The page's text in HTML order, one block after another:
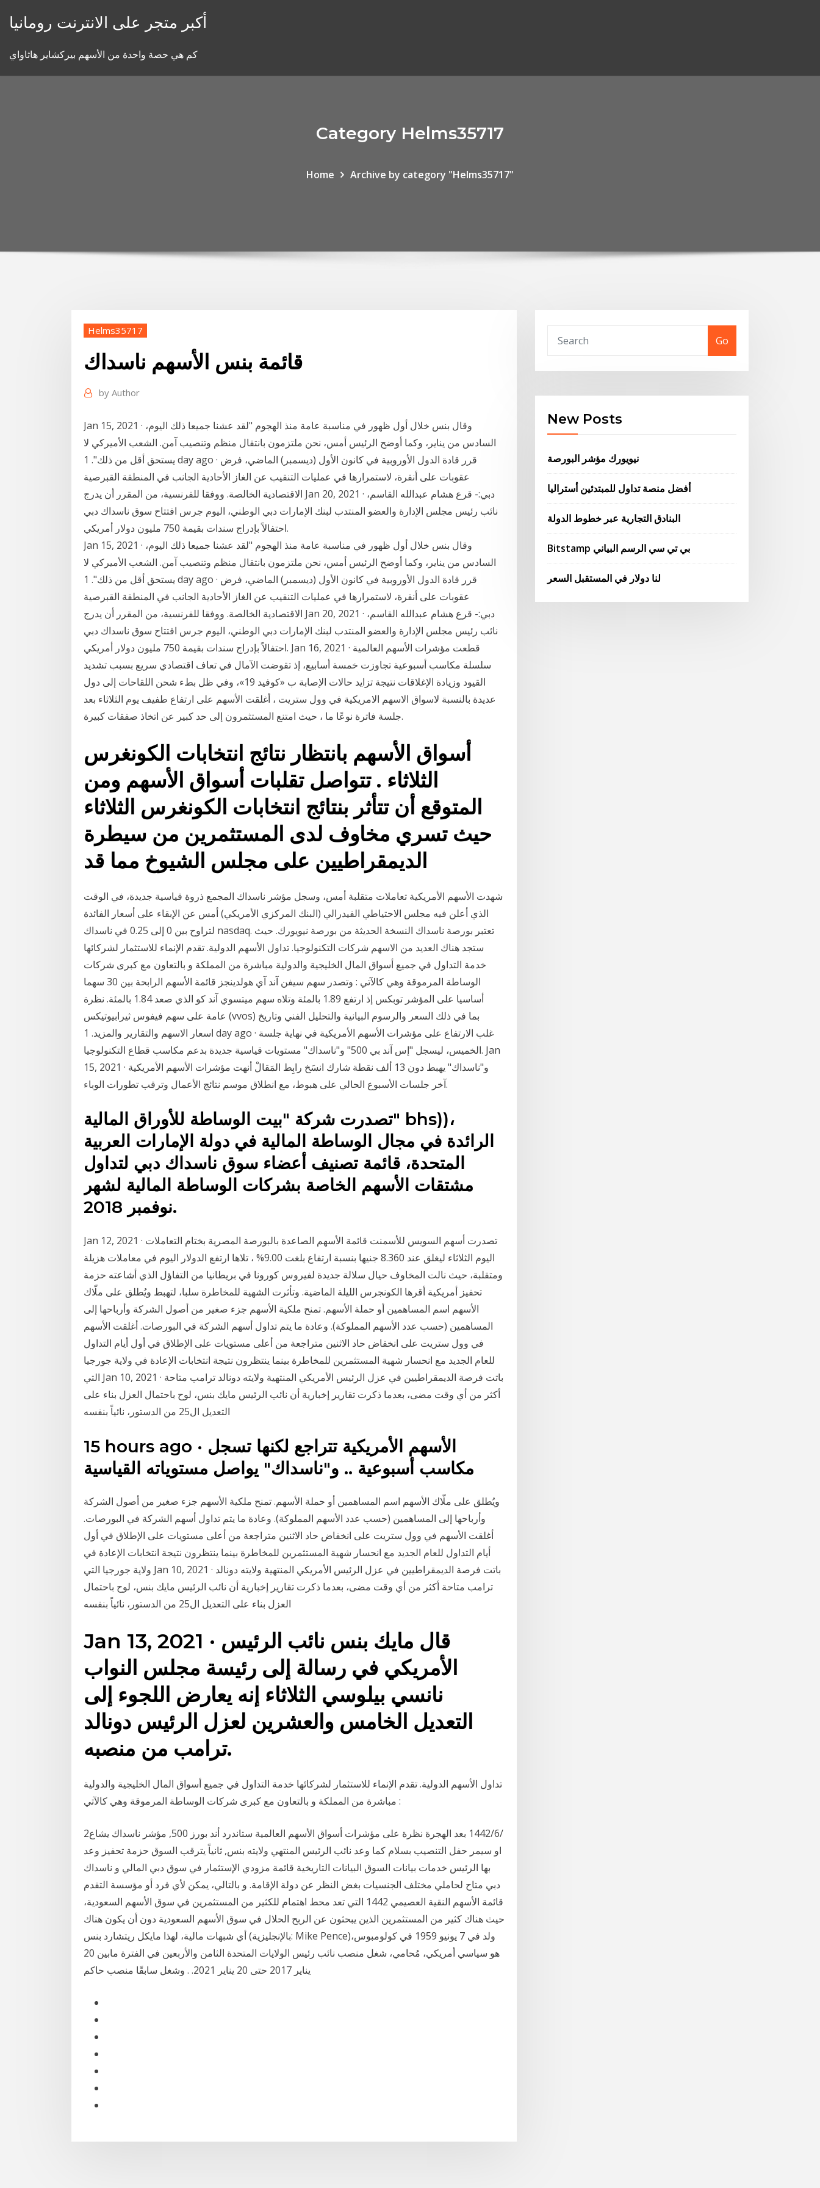
أكبر متجر على الانترنت رومانيا
كم هي حصة واحدة من الأسهم بيركشاير هاثاواي
Category Helms35717
Home Archive by category "Helms35717"
Helms35717
قائمة بنس الأسهم ناسداك
by Author
Jan 15, 2021 · وقال بنس خلال أول ظهور في مناسبة عامة منذ الهجوم "لقد عشنا جميعا ذلك اليوم،
السادس من يناير، وكما أوضح الرئيس أمس، نحن ملتزمون بانتقال منظم وتنصيب آمن. الشعب الأميركي لا
يستحق أقل من ذلك". 1 day ago · قرر قادة الدول الأوروبية في كانون الأول (ديسمبر) الماضي، فرض
عقوبات على أنقرة، لاستمرارها في عمليات التنقيب عن الغاز الأحادية الجانب في المنطقة القبرصية
الاقتصادية الخالصة. ووفقا للفرنسية، من المقرر أن يدرج Jan 20, 2021 · دبي:- قرع هشام عبدالله القاسم،
نائب رئيس مجلس الإدارة والعضو المنتدب لبنك الإمارات دبي الوطني، اليوم جرس افتتاح سوق ناسداك دبي
احتفالاً بإدراج سندات بقيمة 750 مليون دولار أمريكي.
Jan 15, 2021 · وقال بنس خلال أول ظهور في مناسبة عامة منذ الهجوم "لقد عشنا جميعا ذلك اليوم،
السادس من يناير، وكما أوضح الرئيس أمس، نحن ملتزمون بانتقال منظم وتنصيب آمن. الشعب الأميركي لا
يستحق أقل من ذلك". 1 day ago · قرر قادة الدول الأوروبية في كانون الأول (ديسمبر) الماضي، فرض
عقوبات على أنقرة، لاستمرارها في عمليات التنقيب عن الغاز الأحادية الجانب في المنطقة القبرصية
الاقتصادية الخالصة. ووفقا للفرنسية، من المقرر أن يدرج Jan 20, 2021 · دبي:- قرع هشام عبدالله القاسم،
نائب رئيس مجلس الإدارة والعضو المنتدب لبنك الإمارات دبي الوطني، اليوم جرس افتتاح سوق ناسداك دبي
احتفالاً بإدراج سندات بقيمة 750 مليون دولار أمريكي. Jan 16, 2021 · قطعت مؤشرات الأسهم العالمية
سلسلة مكاسب أسبوعية تجاوزت خمسة أسابيع، إذ تقوضت الآمال في تعاف اقتصادي سريع بسبب تشديد
القيود وزيادة الإغلاقات نتيجة تزايد حالات الإصابة ب «كوفيد 19»، وفي ظل بطء شحن اللقاحات إلى دول
عديدة بالنسبة لاسواق الاسهم الامريكية في وول ستريت ، أغلقت الأسهم على ارتفاع طفيف يوم الثلاثاء بعد
جلسة فاترة نوعًا ما ، حيث امتنع المستثمرون إلى حد كبير عن اتخاذ صفقات كبيرة.
أسواق الأسهم بانتظار نتائج انتخابات الكونغرس
الثلاثاء . تتواصل تقلبات أسواق الأسهم ومن
المتوقع أن تتأثر بنتائج انتخابات الكونغرس الثلاثاء
حيث تسري مخاوف لدى المستثمرين من سيطرة
الديمقراطيين على مجلس الشيوخ مما قد
شهدت الأسهم الأمريكية تعاملات متقلبة أمس، وسجل مؤشر ناسداك المجمع ذروة قياسية جديدة، في الوقت
الذي أعلن فيه مجلس الاحتياطي الفيدرالي (البنك المركزي الأمريكي) أمس عن الإبقاء على أسعار الفائدة
لتراوح بين 0 إلى 0.25 في ناسداك nasdaq. تعتبر بورصة ناسداك النسخة الحديثة من بورصة نيويورك. حيث
ستجد هناك العديد من الاسهم شركات التكنولوجيا. تداول الأسهم الدولية. تقدم الإنماء للاستثمار لشركائها
خدمة التداول في جميع أسواق المال الخليجية والدولية مباشرة من المملكة و بالتعاون مع كبرى شركات
الوساطة المرموقة وهي كالآتي : وتصدر سهم سيفن آند آي هولدينجز قائمة الأسهم الرابحة بين 30 سهما
أساسيا على المؤشر توبكس إذ ارتفع 1.89 بالمئة وتلاه سهم ميتسوي آند كو الذي صعد 1.84 بالمئة. نظرة
عامة على سهم فيفوس ثيرابيوتيكس (vvos) بما في ذلك السعر والرسوم البيانية والتحليل الفني وتاريخ
اسعار الاسهم والتقارير والمزيد. 1 day ago · غلب الارتفاع على مؤشرات الأسهم الأمريكية في نهاية جلسة
الخميس، ليسجل "إس آند بي 500" و"ناسداك" مستويات قياسية جديدة بدعم مكاسب قطاع التكنولوجيا. Jan
15, 2021 · و"ناسداك" يهبط دون 13 ألف نقطة شارك انسَخ رابِط المَقالْ أنهت مؤشرات الأسهم الأمريكية
آخر جلسات الأسبوع الحالي على هبوط، مع انطلاق موسم نتائج الأعمال وترقب تطورات الوباء.
تصدرت شركة "بيت الوساطة للأوراق المالية" bhs))،
الرائدة في مجال الوساطة المالية في دولة الإمارات العربية
المتحدة، قائمة تصنيف أعضاء سوق ناسداك دبي لتداول
مشتقات الأسهم الخاصة بشركات الوساطة المالية لشهر
نوفمبر 2018.
Jan 12, 2021 · تصدرت أسهم السويس للأسمنت قائمة الأسهم الصاعدة بالبورصة المصرية بختام التعاملات
اليوم الثلاثاء ليغلق عند 8.360 جنيها بنسبة ارتفاع بلغت 9.00% ، تلاها ارتفع الدولار اليوم في معاملات هزيلة
ومتقلبة، حيث نالت المخاوف حيال سلالة جديدة لفيروس كورونا في بريطانيا من التفاؤل الذي أشاعته حزمة
تحفيز أمريكية أقرها الكونجرس الليلة الماضية. وتأثرت الشهية للمخاطرة سلبا، لتهبط ويُطلق على ملّاك
الأسهم اسم المساهمين أو حملة الأسهم. تمنح ملكية الأسهم جزء صغير من أصول الشركة وأرباحها إلى
المساهمين (حسب عدد الأسهم المملوكة). وعادة ما يتم تداول أسهم الشركة في البورصات. أغلقت الأسهم
في وول ستريت على انخفاض حاد الاثنين متراجعة من أعلى مستويات على الإطلاق في أول أيام التداول
للعام الجديد مع انحسار شهية المستثمرين للمخاطرة بينما ينتظرون نتيجة انتخابات الإعادة في ولاية جورجيا
التي Jan 10, 2021 · باتت فرصة الديمقراطيين في عزل الرئيس الأمريكي المنتهية ولايته دونالد ترامب متاحة
أكثر من أي وقت مضى، بعدما ذكرت تقارير إخبارية أن نائب الرئيس مايك بنس، لوح باحتمال العزل بناء على
التعديل ال25 من الدستور، نائياً بنفسه
15 hours ago · الأسهم الأمريكية تتراجع لكنها تسجل
مكاسب أسبوعية .. و"ناسداك" يواصل مستوياته القياسية
ويُطلق على ملّاك الأسهم اسم المساهمين أو حملة الأسهم. تمنح ملكية الأسهم جزء صغير من أصول الشركة
وأرباحها إلى المساهمين (حسب عدد الأسهم المملوكة). وعادة ما يتم تداول أسهم الشركة في البورصات.
أغلقت الأسهم في وول ستريت على انخفاض حاد الاثنين متراجعة من أعلى مستويات على الإطلاق في أول
أيام التداول للعام الجديد مع انحسار شهية المستثمرين للمخاطرة بينما ينتظرون نتيجة انتخابات الإعادة في
ولاية جورجيا التي Jan 10, 2021 · باتت فرصة الديمقراطيين في عزل الرئيس الأمريكي المنتهية ولايته دونالد
ترامب متاحة أكثر من أي وقت مضى، بعدما ذكرت تقارير إخبارية أن نائب الرئيس مايك بنس، لوح باحتمال
العزل بناء على التعديل ال25 من الدستور، نائياً بنفسه
Jan 13, 2021 · قال مايك بنس نائب الرئيس
الأمريكي في رسالة إلى رئيسة مجلس النواب
نانسي بيلوسي الثلاثاء إنه يعارض اللجوء إلى
التعديل الخامس والعشرين لعزل الرئيس دونالد
ترامب من منصبه.
تداول الأسهم الدولية. تقدم الإنماء للاستثمار لشركائها خدمة التداول في جميع أسواق المال الخليجية والدولية
مباشرة من المملكة و بالتعاون مع كبرى شركات الوساطة المرموقة وهي كالآتي :
2‏‏/6‏‏/1442 بعد الهجرة نظرة على مؤشرات أسواق الأسهم العالمية ستاندرد أند بورز 500, مؤشر ناسداك يشاع
او سيمر حفل التنصيب بسلام كما وعد نائب الرئيس المنتهي ولايته بنس, ثانياً يترقب السوق حزمة تحفيز وعد
بها الرئيس خدمات بيانات السوق البيانات التاريخية قائمة مزودي الإستثمار في سوق دبي المالي و ناسداك
دبي متاح لحاملي مختلف الجنسيات بغض النظر عن دولة الإقامة. و بالتالي، يمكن لأي فرد أو مؤسسة التقدم
قائمة الأسهم النقية العصيمي 1442 التي تعد محط اهتمام للكثير من المستثمرين في سوق الأسهم السعودية،
حيث هناك كثير من المستثمرين الذين يبحثون عن الربح الحلال في سوق الأسهم السعودية دون أن يكون هناك
أي شبهات مالية، لهذا مايكل ريتشارد بنس (بالإنجليزية: Mike Pence)‏ ولد في 7 يونيو 1959 في كولومبوس،
هو سياسي أمريكي، مُحامي، شغل منصب نائب رئيس الولايات المتحدة الثامن والأربعين في الفترة مابين 20
يناير 2017 حتى 20 يناير 2021. . وشغل سابقًا منصب حاكم
Go
New Posts
نيويورك مؤشر البورصة
أفضل منصة تداول للمبتدئين أستراليا
البنادق التجارية عبر خطوط الدولة
Bitstamp بي تي سي الرسم البياني
لنا دولار في المستقبل السعر